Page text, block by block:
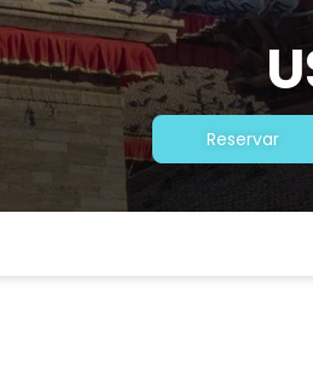
Reservar